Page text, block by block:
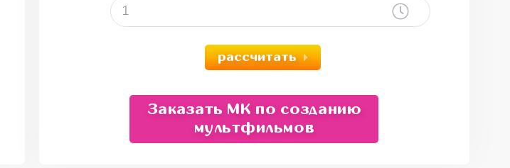
рассчитать
Заказать МК по созданию
мультфильмов